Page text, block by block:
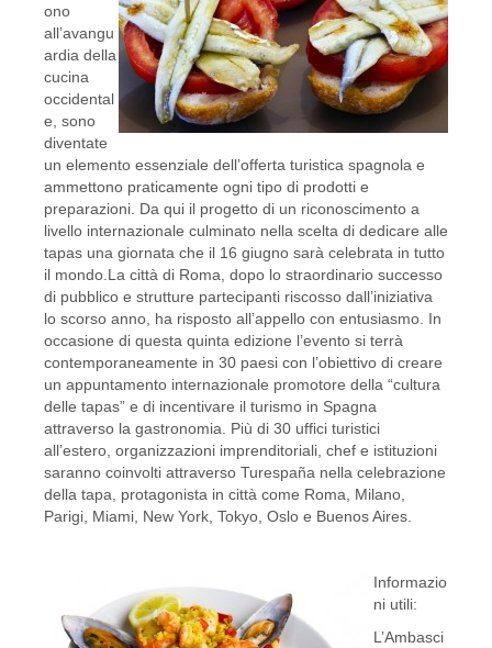
ono
all’avangu
ardia della
cucina
occidental
e, sono
diventate
un elemento essenziale dell’offerta turistica spagnola e
ammettono praticamente ogni tipo di prodotti e
preparazioni. Da qui il progetto di un riconoscimento a
livello internazionale culminato nella scelta di dedicare alle
tapas una giornata che il 16 giugno sarà celebrata in tutto
il mondo.La città di Roma, dopo lo straordinario successo
di pubblico e strutture partecipanti riscosso dall’iniziativa
lo scorso anno, ha risposto all’appello con entusiasmo. In
occasione di questa quinta edizione l’evento si terrà
contemporaneamente in 30 paesi con l’obiettivo di creare
un appuntamento internazionale promotore della “cultura
delle tapas” e di incentivare il turismo in Spagna
attraverso la gastronomia. Più di 30 uffici turistici
all’estero, organizzazioni imprenditoriali, chef e istituzioni
saranno coinvolti attraverso Turespaña nella celebrazione
della tapa, protagonista in città come Roma, Milano,
Parigi, Miami, New York, Tokyo, Oslo e Buenos Aires.
Informazio
ni utili:
L’Ambasci